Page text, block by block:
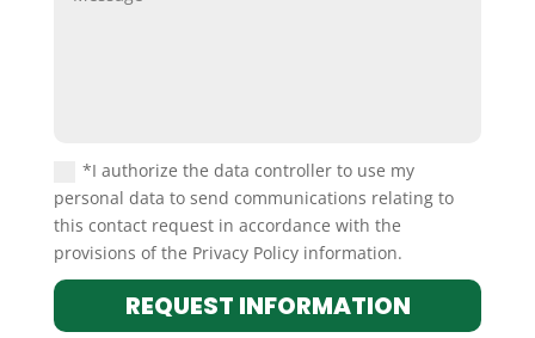
*I authorize the data controller to use my
personal data to send communications relating to
this contact request in accordance with the
provisions of the Privacy Policy information.
REQUEST INFORMATION